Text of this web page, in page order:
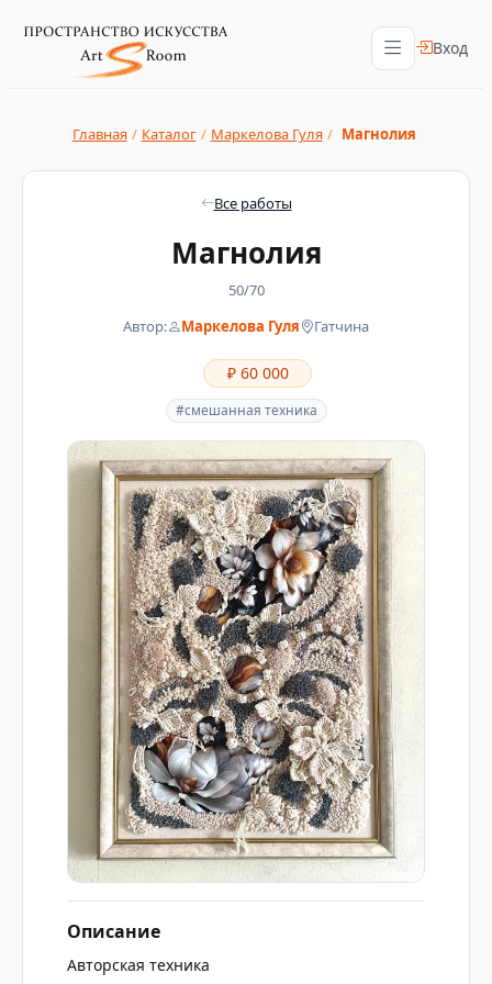
Вход
Главная / Каталог / Маркелова Гуля / Магнолия
Все работы
Магнолия
50/70
#смешанная техника
Автор: Маркелова Гуля Гатчина
₽ 60 000
Описание
Авторская техника